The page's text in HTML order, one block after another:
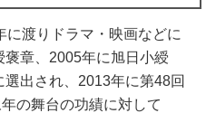
渡りドラマ・映画などに
章、2005年に旭日小綬
出され、2013年に第48回
の舞台の功績に対して